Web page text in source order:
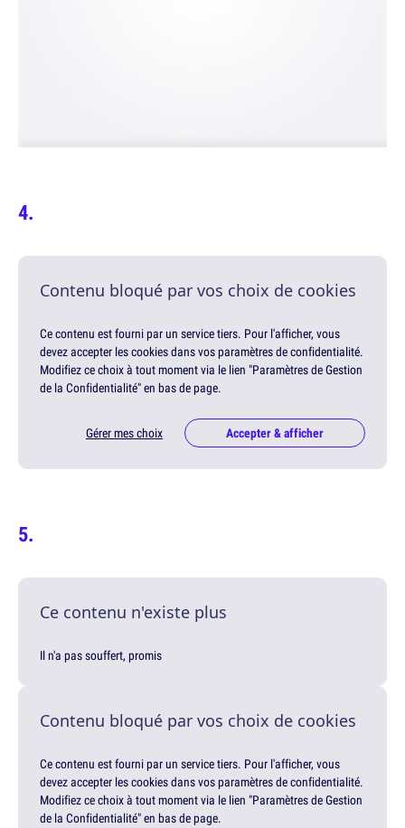
Contenu bloqué par vos choix de cookies
Ce contenu est fourni par un service tiers. Pour l'afficher, vous
devez accepter les cookies dans vos paramètres de confidentialité.
Modifiez ce choix à tout moment via le lien "Paramètres de Gestion
de la Confidentialité" en bas de page.
Gérer mes choix Accepter & afficher
Ce contenu n'existe plus
Il n'a pas souffert, promis
Contenu bloqué par vos choix de cookies
Ce contenu est fourni par un service tiers. Pour l'afficher, vous
devez accepter les cookies dans vos paramètres de confidentialité.
Modifiez ce choix à tout moment via le lien "Paramètres de Gestion
de la Confidentialité" en bas de page.